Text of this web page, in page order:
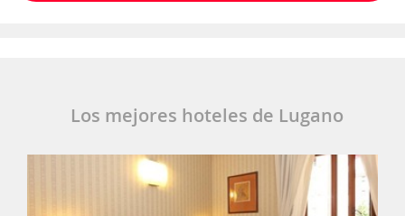
Los mejores hoteles de Lugano